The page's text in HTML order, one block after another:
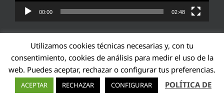
00:00 02:48
Transparencia UE: 571940142138-2
Utilizamos cookies técnicas necesarias y, con tu
consentimiento, cookies de análisis para medir el uso de la
web. Puedes aceptar, rechazar o configurar tus preferencias.
ACEPTAR RECHAZAR CONFIGURAR POLÍTICA DE